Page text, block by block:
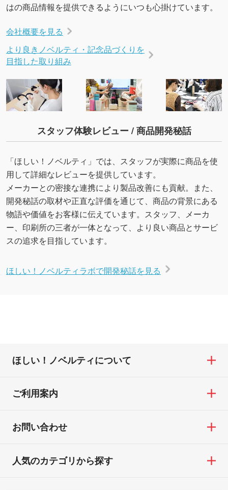
はの商品情報を提供できるようにいつも心掛けています。
会社概要を見る
より良きノベルティ・記念品づくりを
目指した取り組み
スタッフ体験レビュー / 商品開発秘話
「ほしい！ノベルティ」では、スタッフが実際に商品を使
用して詳細なレビューを提供しています。
メーカーとの密接な連携により製品改善にも貢献。また、
開発秘話の取材や正直な評価を通じて、商品の背景にある
物語や価値をお客様に伝えています。スタッフ、メーカ
ー、印刷所の三者が一体となって、より良い商品とサービ
スの追求を目指しています。
ほしい！ノベルティラボで開発秘話を見る
ほしい！ノベルティについて
ご利用案内
お問い合わせ
人気のカテゴリから探す